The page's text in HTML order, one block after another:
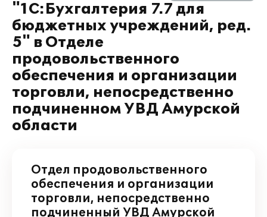
"1С:Бухгалтерия 7.7 для
бюджетных учреждений, ред.
5" в Отделе
продовольственного
обеспечения и организации
торговли, непосредственно
подчиненном УВД Амурской
области
Отдел продовольственного
обеспечения и организации
торговли, непосредственно
подчиненный УВД Амурской